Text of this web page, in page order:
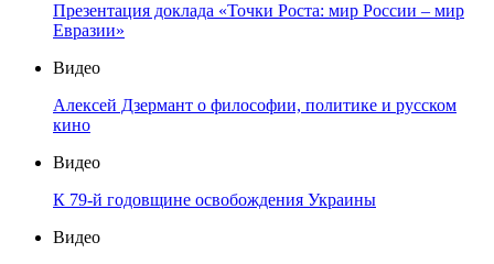
Презентация доклада «Точки Роста: мир России – мир
Евразии»
Видео
Алексей Дзермант о философии, политике и русском
кино
Видео
К 79-й годовщине освобождения Украины
Видео